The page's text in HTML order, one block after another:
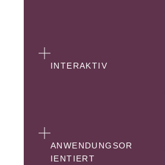
INTERAKTIV
ANWENDUNGSOR
IENTIERT